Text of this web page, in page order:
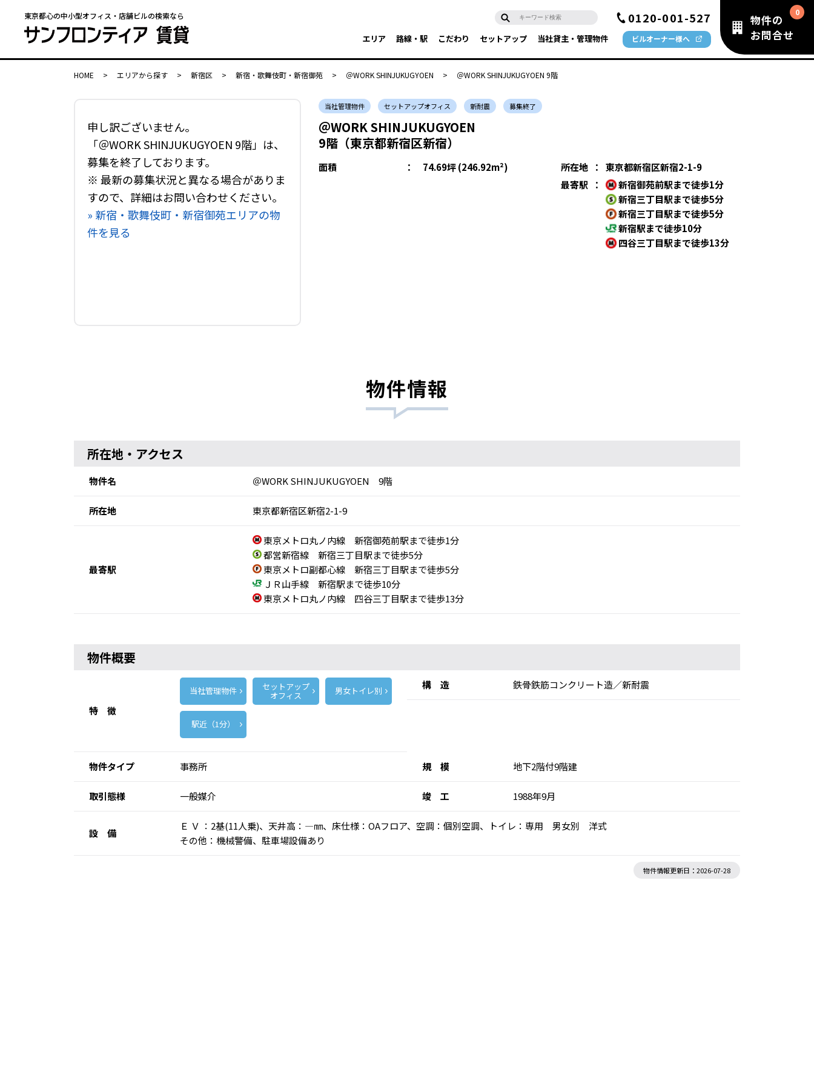
東京都心の中小型オフィス・店舗ビルの検索なら 0120-001-527
エリア 路線・駅 こだわり セットアップ 当社貸主・管理物件 ビルオーナー様へ
物件の
お問合せ
HOME > エリアから探す > 新宿区 > 新宿・歌舞伎町・新宿御苑 > ＠WORK SHINJUKUGYOEN > ＠WORK SHINJUKUGYOEN 9階
申し訳ございません。
「＠WORK SHINJUKUGYOEN 9階」は、
募集を終了しております。
※ 最新の募集状況と異なる場合がありま
すので、詳細はお問い合わせください。
» 新宿・歌舞伎町・新宿御苑エリアの物
件を見る
当社管理物件 セットアップオフィス 新耐震 募集終了
＠WORK SHINJUKUGYOEN
9階（東京都新宿区新宿）
面積 ： 74.69坪 (246.92m²) 所在地 ：
東京都新宿区新宿2-1-9
最寄駅
：
新宿御苑前駅まで徒歩1分
新宿三丁目駅まで徒歩5分
新宿三丁目駅まで徒歩5分
新宿駅まで徒歩10分
四谷三丁目駅まで徒歩13分
物件情報
所在地・アクセス
物件名 ＠WORK SHINJUKUGYOEN 9階
所在地 東京都新宿区新宿2-1-9
最寄駅
東京メトロ丸ノ内線 新宿御苑前駅まで徒歩1分
都営新宿線 新宿三丁目駅まで徒歩5分
東京メトロ副都心線 新宿三丁目駅まで徒歩5分
ＪＲ山手線 新宿駅まで徒歩10分
東京メトロ丸ノ内線 四谷三丁目駅まで徒歩13分
物件概要
特 徴
当社管理物件 セットアップ
オフィス 男女トイレ別
駅近（1分）
構 造 鉄骨鉄筋コンクリート造／新耐震
物件タイプ 事務所 規 模 地下2階付9階建
取引態様 一般媒介 竣 工 1988年9月
設 備
Ｅ Ｖ ：2基(11人乗)、天井高：―㎜、床仕様：OAフロア、空調：個別空調、トイレ：専用 男女別 洋式
その他：機械警備、駐車場設備あり
物件情報更新日：2026-07-28